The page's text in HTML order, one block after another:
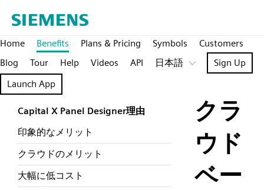
Home Benefits Plans & Pricing Symbols
Customers
Blog
Tour Help Videos API 日本語
Sign Up
Launch App
Capital X Panel Designer理由
印象的なメリット
クラウドのメリット
大幅に低コスト
クラ
ウド
ベー